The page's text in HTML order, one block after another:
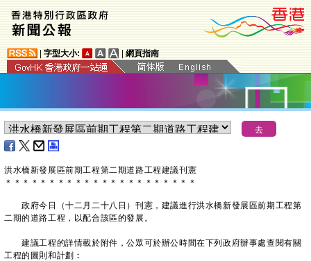
字型大小: 網頁指南
洪水橋新發展區前期工程第二期道路工程建議刊憲
＊ ＊ ＊ ＊ ＊ ＊ ＊ ＊ ＊ ＊ ＊ ＊ ＊ ＊ ＊ ＊ ＊ ＊ ＊ ＊ ＊ ＊
政府今日（十二月二十八日）刊憲，建議進行洪水橋新發展區前期工程第
二期的道路工程，以配合該區的發展。
建議工程的詳情載於附件，公眾可於辦公時間在下列政府辦事處查閱有關
工程的圖則和計劃︰